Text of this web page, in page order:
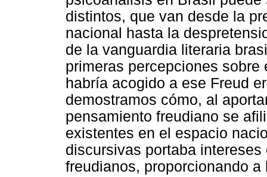
distintos, que van desde la
nacional hasta la
de la vanguardia literaria
primeras percepciones
habría acogido a ese Freud
demostramos cómo, al
pensamiento freudiano se
existentes en el espacio
discursivas portaba
freudianos, proporcionando